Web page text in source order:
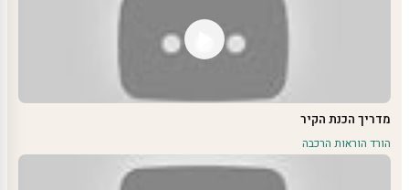
מדריך הכנת הקיר
הורד הוראות הרכבה